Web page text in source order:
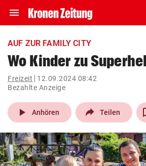
menu Navigation
ein-/ausklappen
account_circle Anmelden
pin_drop
Wien
bookmark Merkliste
AUF ZUR FAMILY CITY
Wo Kinder zu
Freizeit
12.09.2024 08:42
Bezahlte Anzeige
play_arrow Anhören Teilen